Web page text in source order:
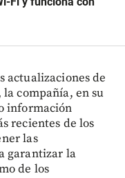
actualizaciones de
compañía, en su
información
recientes de los
las
garantizar la
de los